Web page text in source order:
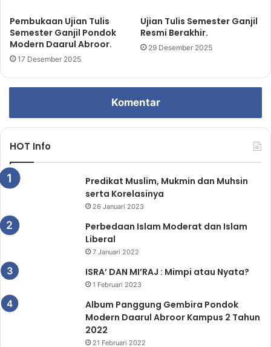
Pembukaan Ujian Tulis
Semester Ganjil Pondok
Modern Daarul Abroor.
17 Desember 2025
Ujian Tulis Semester Ganjil
Resmi Berakhir.
29 Desember 2025
Komentar
HOT Info
Predikat Muslim, Mukmin dan Muhsin
serta Korelasinya
26 Januari 2023
Perbedaan Islam Moderat dan Islam
Liberal
7 Januari 2022
ISRA’ DAN MI’RAJ : Mimpi atau Nyata?
1 Februari 2023
Album Panggung Gembira Pondok
Modern Daarul Abroor Kampus 2 Tahun
2022
21 Februari 2022